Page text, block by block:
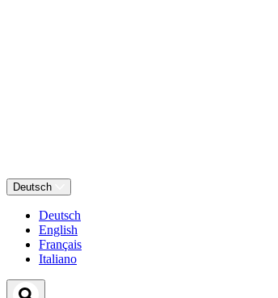
Deutsch
Deutsch
English
Français
Italiano